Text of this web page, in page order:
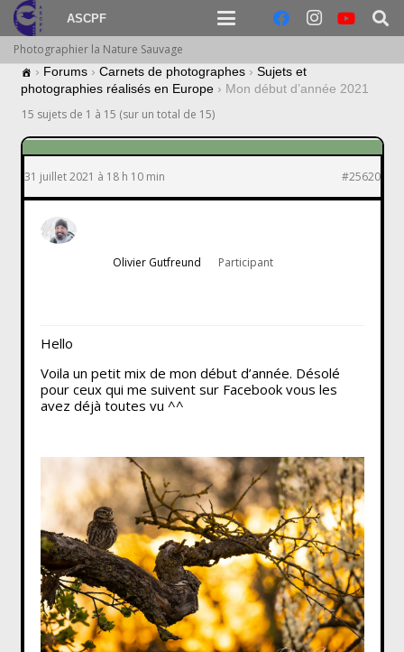
ASCPF
Photographier la Nature Sauvage
› Forums › Carnets de photographes › Sujets et
photographies réalisés en Europe › Mon début d’année 2021
15 sujets de 1 à 15 (sur un total de 15)
31 juillet 2021 à 18 h 10 min #25620
Olivier Gutfreund Participant
Hello
Voila un petit mix de mon début d’année. Désolé
pour ceux qui me suivent sur Facebook vous les
avez déjà toutes vu ^^